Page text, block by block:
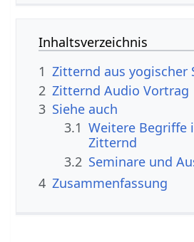
Inhaltsverzeichnis
1 Zitternd aus yogischer
2
Zitternd‏‎ Audio Vortrag
3 Siehe auch
3.1 Weitere Begriffe
3.2 Seminare und
4 Zusammenfassung